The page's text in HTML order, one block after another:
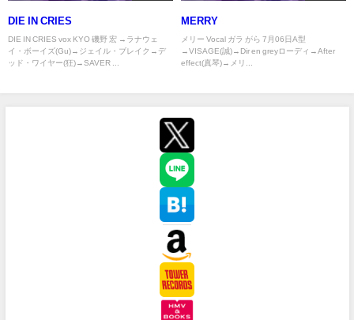
DIE IN CRIES
DIE IN CRIES vox KYO 磯野 宏 →ラナウェ
イ・ボーイズ(Gu)→ジェイル・ブレイク→デ
ッド・ワイヤー(狂)→SAVER ...
MERRY
メリー Vocal ガラ がら 7月06日A型
→VISAGE(誠)→Dir en greyローディ→After
effect(真琴)→メリ...